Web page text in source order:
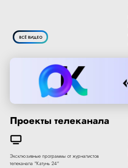
ВСЁ ВИДЕО
Проекты телеканала
Эксклюзивные программы от журналистов
телеканала "Катунь 24"